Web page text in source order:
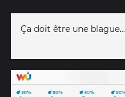
Ça doit être une blague...